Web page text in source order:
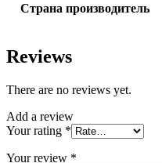
Страна производитель
Reviews
There are no reviews yet.
Add a review
Your rating *
Your review *